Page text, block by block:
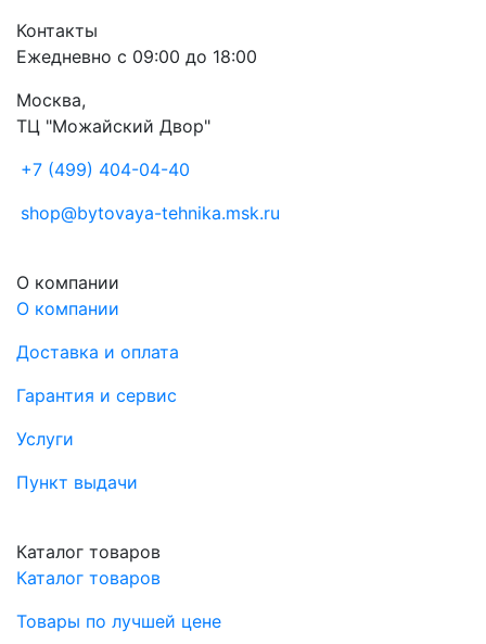
Контакты
Ежедневно с 09:00 до 18:00
Москва,
ТЦ "Можайский Двор"
+7 (499) 404-04-40
shop@bytovaya-tehnika.msk.ru
О компании
О компании
Доставка и оплата
Гарантия и сервис
Услуги
Пункт выдачи
Каталог товаров
Каталог товаров
Товары по лучшей цене